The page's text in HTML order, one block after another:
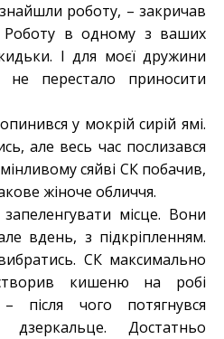
роботу, – закричав
Роботу в одному з ваших
І для моєї дружини
перестало приносити
у мокрій сирій ямі.
але весь час послизався
сяйві СК побачив,
жіноче обличчя.
місце. Вони
вдень, з підкріпленням.
СК максимально
кишеню на робі
після чого потягнувся
дзеркальце. Достатньо